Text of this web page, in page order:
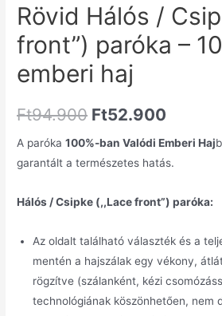
Rövid Hálós /
front”) paróka –
emberi haj
Ft94.900 Ft52.900
A paróka100%-ban Valódi Emberi Haj
garantált a természetes hatás.
Hálós / Csipke (,,Lace front”) paróka:
Az oldalt található választék és a
mentén a hajszálak egy vékony,
rögzítve (szálanként, kézi
technológiának köszönhetően, nem